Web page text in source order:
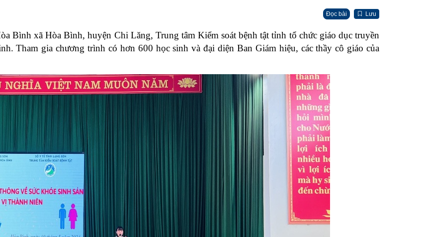
Đọc bài Lưu
Bình xã Hòa Bình, huyện Chi Lăng, Trung tâm Kiểm soát bệnh tật tỉnh tổ chức giáo dục truyền
Tham gia chương trình có hơn 600 học sinh và đại diện Ban Giám hiệu, các thầy cô giáo của